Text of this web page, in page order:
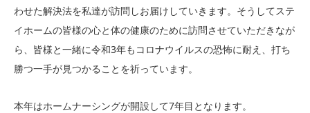
わせた解決法を私達が訪問しお届けしていきます。そうしてステ
イホームの皆様の心と体の健康のために訪問させていただきなが
ら、皆様と一緒に令和3年もコロナウイルスの恐怖に耐え、打ち
勝つ一手が見つかることを祈っています。
本年はホームナーシングが開設して7年目となります。